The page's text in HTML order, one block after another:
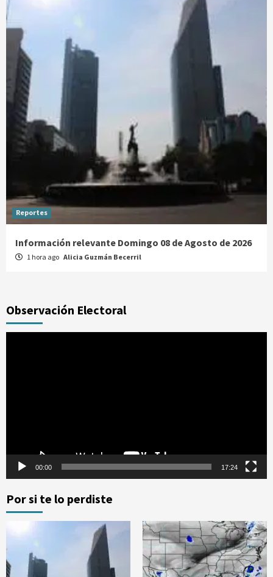
Reportes
Información relevante Domingo 08 de Agosto de 2026
1 hora ago Alicia Guzmán Becerril
Observación Electoral
00:00 17:24
Por si te lo perdiste